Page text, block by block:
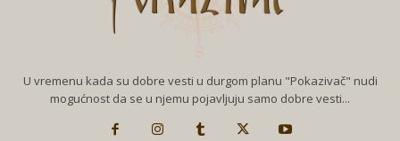
U vremenu kada su dobre vesti u durgom planu "Pokazivač" nudi
mogućnost da se u njemu pojavljuju samo dobre vesti...